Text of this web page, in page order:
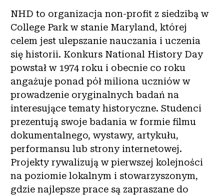
NHD to organizacja non-profit z siedzibą w
College Park w stanie Maryland, której
celem jest ulepszanie nauczania i uczenia
się historii. Konkurs National History Day
powstał w 1974 roku i obecnie co roku
angażuje ponad pół miliona uczniów w
prowadzenie oryginalnych badań na
interesujące tematy historyczne. Studenci
prezentują swoje badania w formie filmu
dokumentalnego, wystawy, artykułu,
performansu lub strony internetowej.
Projekty rywalizują w pierwszej kolejności
na poziomie lokalnym i stowarzyszonym,
gdzie najlepsze prace są zapraszane do